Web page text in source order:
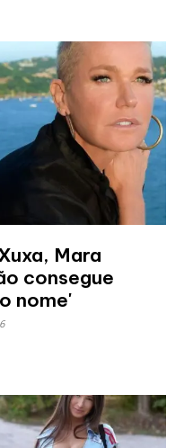
Mara
consegue
nome'